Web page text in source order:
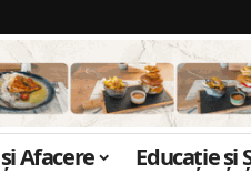
Afacere Educație și